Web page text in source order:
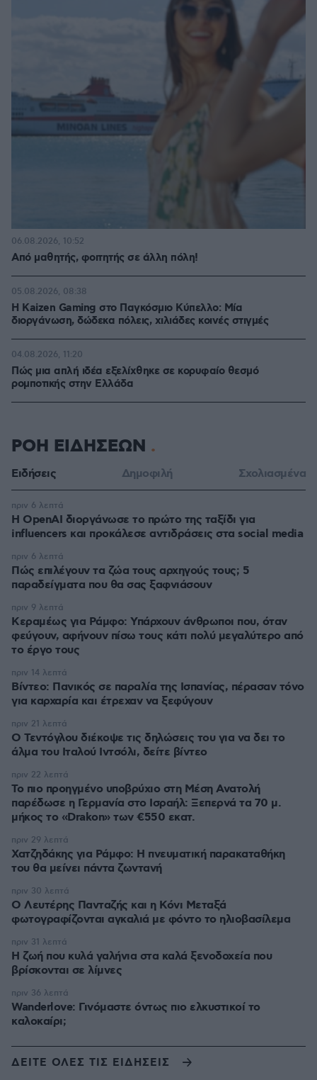
Από μαθητής, φοιτητής σε άλλη πόλη!
06.08.2026, 10:52
H Kaizen Gaming στο Παγκόσμιο Kύπελλο: Μία
διοργάνωση, δώδεκα πόλεις, χιλιάδες κοινές στιγμές
05.08.2026, 08:38
Πώς μια απλή ιδέα εξελίχθηκε σε κορυφαίο θεσμό
ρομποτικής στην Ελλάδα
04.08.2026, 11:20
ΡΟΗ ΕΙΔΗΣΕΩΝ
Ειδήσεις Δημοφιλή Σχολιασμένα
Η OpenAI διοργάνωσε το πρώτο της ταξίδι για
influencers και προκάλεσε αντιδράσεις στα social media
πριν 6 λεπτά
Πώς επιλέγουν τα ζώα τους αρχηγούς τους; 5
παραδείγματα που θα σας ξαφνιάσουν
πριν 6 λεπτά
Κεραμέως για Ράμφο: Υπάρχουν άνθρωποι που, όταν
φεύγουν, αφήνουν πίσω τους κάτι πολύ μεγαλύτερο από
το έργο τους
πριν 9 λεπτά
Βίντεο: Πανικός σε παραλία της Ισπανίας, πέρασαν τόνο
για καρχαρία και έτρεχαν να ξεφύγουν
πριν 14 λεπτά
Ο Τεντόγλου διέκοψε τις δηλώσεις του για να δει το
άλμα του Ιταλού Ιντσόλι, δείτε βίντεο
πριν 21 λεπτά
Το πιο προηγμένο υποβρύχιο στη Μέση Ανατολή
παρέδωσε η Γερμανία στο Ισραήλ: Ξεπερνά τα 70 μ.
μήκος το «Drakon» των €550 εκατ.
πριν 22 λεπτά
Χατζηδάκης για Ράμφο: Η πνευματική παρακαταθήκη
του θα μείνει πάντα ζωντανή
πριν 29 λεπτά
Ο Λευτέρης Πανταζής και η Κόνι Μεταξά
φωτογραφίζονται αγκαλιά με φόντο το ηλιοβασίλεμα
πριν 30 λεπτά
Η ζωή που κυλά γαλήνια στα καλά ξενοδοχεία που
βρίσκονται σε λίμνες
πριν 31 λεπτά
Wanderlove: Γινόμαστε όντως πιο ελκυστικοί το
καλοκαίρι;
πριν 36 λεπτά
ΔΕΙΤΕ ΟΛΕΣ ΤΙΣ ΕΙΔΗΣΕΙΣ